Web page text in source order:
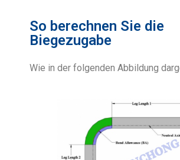
So berechnen Sie die
Biegezugabe
Wie in der folgenden Abbildung